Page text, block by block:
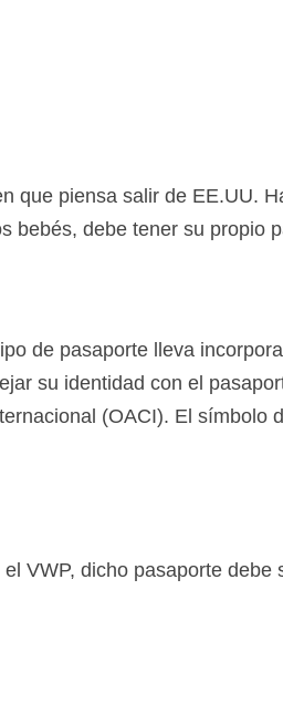
que piensa salir de EE.UU.
bebés, debe tener su propio
de pasaporte lleva
su identidad con el
(OACI). El símbolo
VWP, dicho pasaporte debe